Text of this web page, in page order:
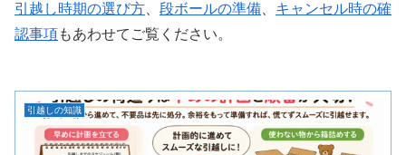
引越し時期の選び方 段ボールの準備
キャンセル時の確
認事項もあわせてご覧ください。
引越しの知識